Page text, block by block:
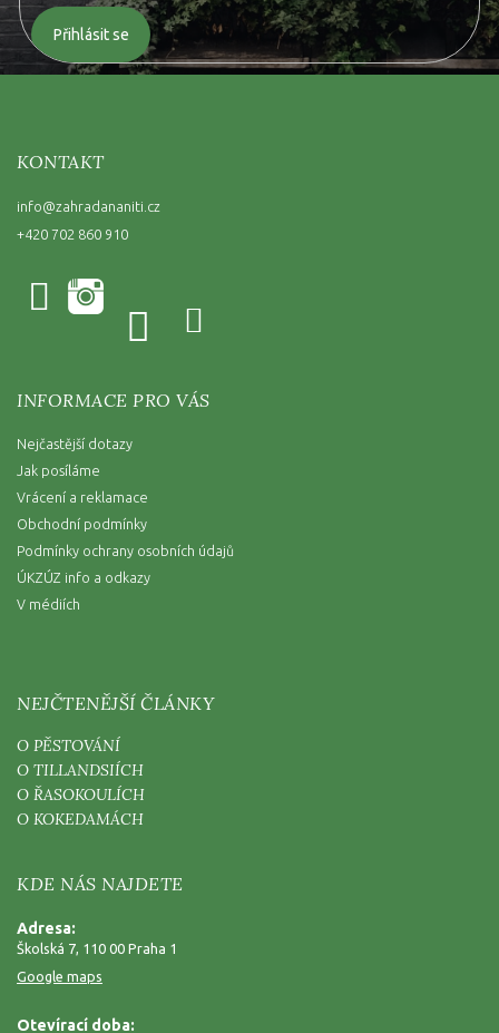
Přihlásit se
KONTAKT
info@zahradananiti.cz
+420 702 860 910
INFORMACE PRO VÁS
Nejčastější dotazy
Jak posíláme
Vrácení a reklamace
Obchodní podmínky
Podmínky ochrany osobních údajů
ÚKZÚZ info a odkazy
V médiích
NEJČTENĚJŠÍ ČLÁNKY
O PĚSTOVÁNÍ
O TILLANDSIÍCH
O ŘASOKOULÍCH
O KOKEDAMÁCH
KDE NÁS NAJDETE
Adresa:
Školská 7, 110 00 Praha 1
Google maps
Otevírací doba: